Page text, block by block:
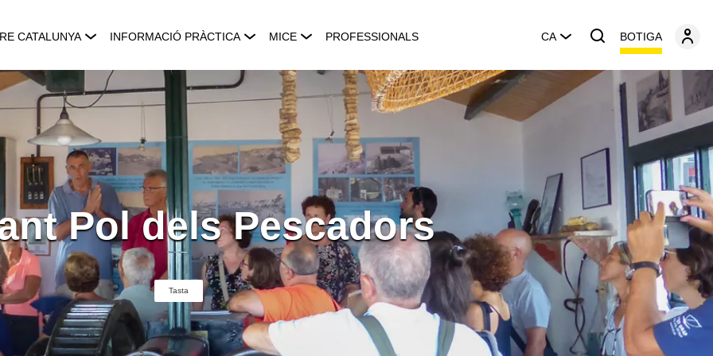
CATALUNYA INFORMACIÓ PRÀCTICA MICE PROFESSIONALS CA BOTIGA
Pol dels Pescadors
Tasta